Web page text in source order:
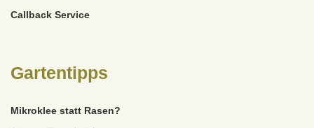
Callback Service
Gartentipps
Mikroklee statt Rasen?